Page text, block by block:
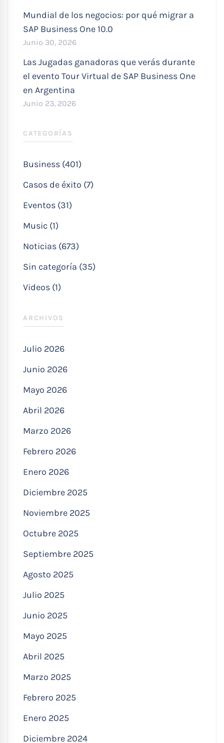
Mundial de los negocios: por qué migrar a
SAP Business One 10.0
Junio 30, 2026
Las Jugadas ganadoras que verás durante
el evento Tour Virtual de SAP Business One
en Argentina
Junio 23, 2026
CATEGORÍAS
Business (401)
Casos de éxito (7)
Eventos (31)
Music (1)
Noticias (673)
Sin categoría (35)
Videos (1)
ARCHIVOS
Julio 2026
Junio 2026
Mayo 2026
Abril 2026
Marzo 2026
Febrero 2026
Enero 2026
Diciembre 2025
Noviembre 2025
Octubre 2025
Septiembre 2025
Agosto 2025
Julio 2025
Junio 2025
Mayo 2025
Abril 2025
Marzo 2025
Febrero 2025
Enero 2025
Diciembre 2024